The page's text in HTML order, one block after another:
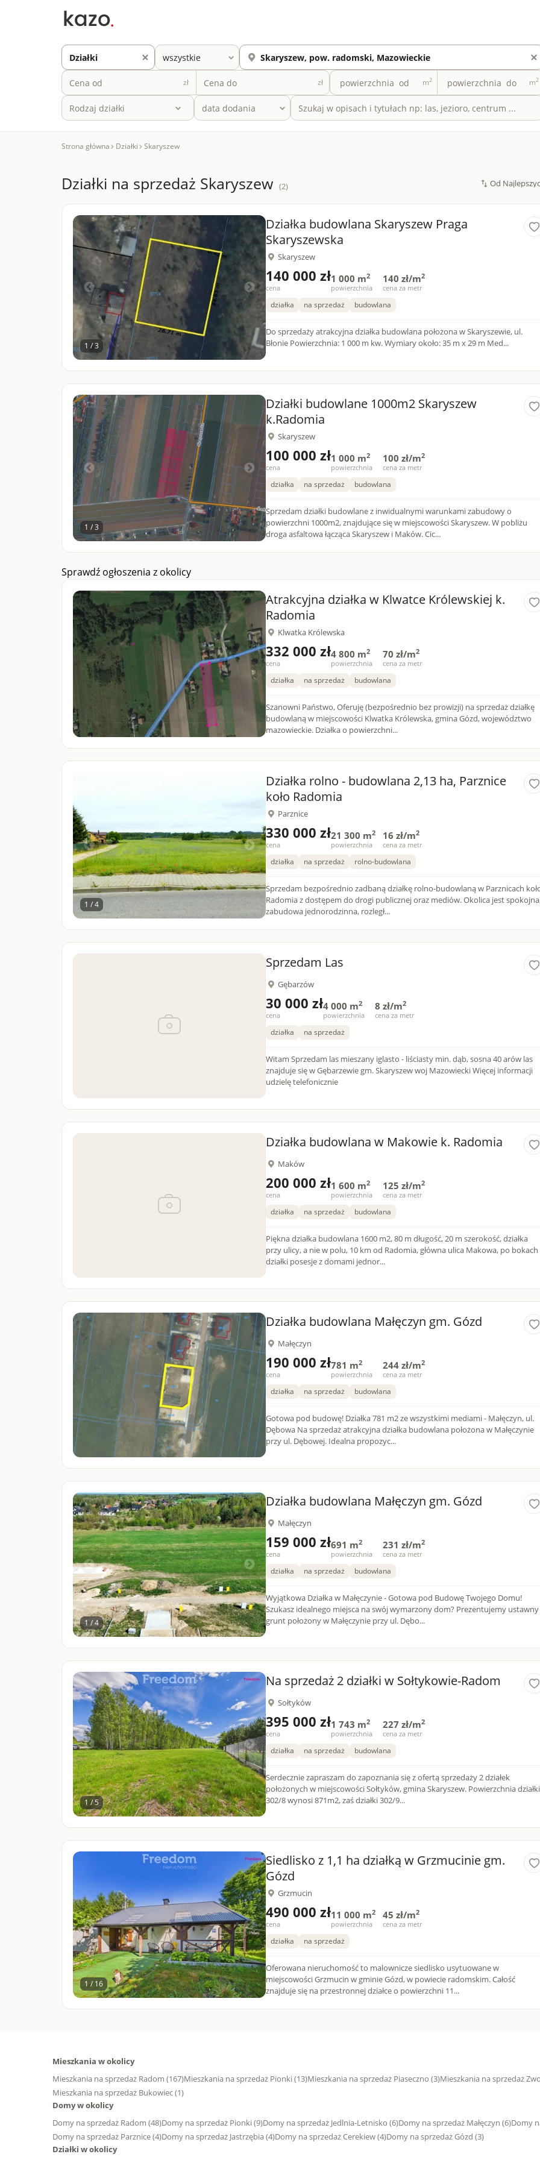
zł zł m2 m2
Rodzaj działki
Strona główna Działki Skaryszew
Działki na sprzedaż Skaryszew (2)
1 / 3
Działka budowlana Skaryszew Praga
Skaryszewska
Skaryszew
140 000 zł
cena
1 000 m2
powierzchnia
140 zł/m2
cena za metr
działka na sprzedaż budowlana
Do sprzedaży atrakcyjna działka budowlana położona w Skaryszewie, ul.
Błonie Powierzchnia: 1 000 m kw. Wymiary około: 35 m x 29 m Med...
1 / 3
Działki budowlane 1000m2 Skaryszew
k.Radomia
Skaryszew
100 000 zł
cena
1 000 m2
powierzchnia
100 zł/m2
cena za metr
działka na sprzedaż budowlana
Sprzedam działki budowlane z inwidualnymi warunkami zabudowy o
powierzchni 1000m2, znajdujące się w miejscowości Skaryszew. W pobliżu
droga asfaltowa łącząca Skaryszew i Maków. Cic...
Sprawdź ogłoszenia z okolicy
Atrakcyjna działka w Klwatce Królewskiej k.
Radomia
Klwatka Królewska
332 000 zł
cena
4 800 m2
powierzchnia
70 zł/m2
cena za metr
działka na sprzedaż budowlana
Szanowni Państwo, Oferuję (bezpośrednio bez prowizji) na sprzedaż działkę
budowlaną w miejscowości Klwatka Królewska, gmina Gózd, województwo
mazowieckie. Działka o powierzchni...
1 / 4
Działka rolno - budowlana 2,13 ha, Parznice
koło Radomia
Parznice
330 000 zł
cena
21 300 m2
powierzchnia
16 zł/m2
cena za metr
działka na sprzedaż rolno-budowlana
Sprzedam bezpośrednio zadbaną działkę rolno-budowlaną w Parznicach
Radomia z dostępem do drogi publicznej oraz mediów. Okolica jest
zabudowa jednorodzinna, rozległ...
Sprzedam Las
Gębarzów
30 000 zł
cena
4 000 m2
powierzchnia
8 zł/m2
cena za metr
działka na sprzedaż
Witam Sprzedam las mieszany iglasto - liściasty min. dąb, sosna 40 arów las
znajduje się w Gębarzewie gm. Skaryszew woj Mazowiecki Więcej informacji
udzielę telefonicznie
Działka budowlana w Makowie k. Radomia
Maków
200 000 zł
cena
1 600 m2
powierzchnia
125 zł/m2
cena za metr
działka na sprzedaż budowlana
Piękna działka budowlana 1600 m2, 80 m długość, 20 m szerokość, działka
przy ulicy, a nie w polu, 10 km od Radomia, główna ulica Makowa, po bokach
działki posesje z domami jednor...
Działka budowlana Małęczyn gm. Gózd
Małęczyn
190 000 zł
cena
781 m2
powierzchnia
244 zł/m2
cena za metr
działka na sprzedaż budowlana
Gotowa pod budowę! Działka 781 m2 ze wszystkimi mediami - Małęczyn, ul.
Dębowa Na sprzedaż atrakcyjna działka budowlana położona w Małęczynie
przy ul. Dębowej. Idealna propozyc...
1 / 4
Działka budowlana Małęczyn gm. Gózd
Małęczyn
159 000 zł
cena
691 m2
powierzchnia
231 zł/m2
cena za metr
działka na sprzedaż budowlana
Wyjątkowa Działka w Małęczynie - Gotowa pod Budowę Twojego Domu!
Szukasz idealnego miejsca na swój wymarzony dom? Prezentujemy ustawny
grunt położony w Małęczynie przy ul. Dębo...
1 / 5
Na sprzedaż 2 działki w Sołtykowie-Radom
Sołtyków
395 000 zł
cena
1 743 m2
powierzchnia
227 zł/m2
cena za metr
działka na sprzedaż budowlana
Serdecznie zapraszam do zapoznania się z ofertą sprzedaży 2 działek
położonych w miejscowości Sołtyków, gmina Skaryszew. Powierzchnia działki
302/8 wynosi 871m2, zaś działki 302/9...
1 / 16
Siedlisko z 1,1 ha działką w Grzmucinie gm.
Gózd
Grzmucin
490 000 zł
cena
11 000 m2
powierzchnia
45 zł/m2
cena za metr
działka na sprzedaż
Oferowana nieruchomość to malownicze siedlisko usytuowane w
miejscowości Grzmucin w gminie Gózd, w powiecie radomskim. Całość
znajduje się na przestronnej działce o powierzchni 11...
Mieszkania w okolicy
Mieszkania na sprzedaż Radom (167)Mieszkania na sprzedaż Pionki (13)Mieszkania na sprzedaż Piaseczno (3)Mieszkania na sprzedaż
Mieszkania na sprzedaż Bukowiec (1)
Domy w okolicy
Domy na sprzedaż Radom (48)Domy na sprzedaż Pionki (9)Domy na sprzedaż Jedlnia-Letnisko (6)Domy na sprzedaż Małęczyn (6)Domy
Domy na sprzedaż Parznice (4)Domy na sprzedaż Jastrzębia (4)Domy na sprzedaż Cerekiew (4)Domy na sprzedaż Gózd (3)
Działki w okolicy